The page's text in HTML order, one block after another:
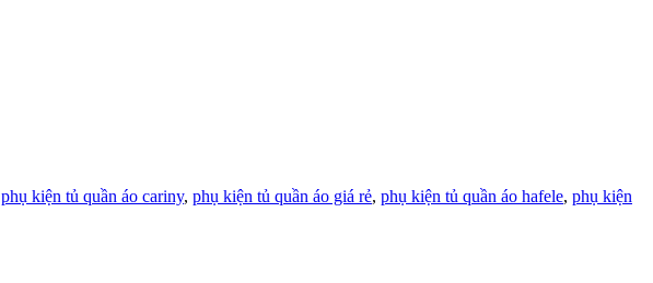
phụ kiện tủ quần áo cariny, phụ kiện tủ quần áo giá rẻ, phụ kiện tủ quần áo hafele, phụ kiện